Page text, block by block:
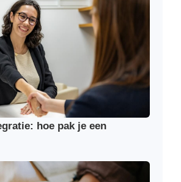
hoe pak je een